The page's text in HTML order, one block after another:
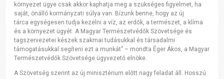
környezet ügye csak akkor kaphatja meg a szükséges figyelmet, ha
saját, önálló kormányzati súlya van. Bízunk benne, hogy az új
tárca egységesen tudja kezelni a víz, az erdők, a természet, a klíma
és a környezet ügyét. A Magyar Természetvédők Szövetsége és
tagszervezetei készek szakmai tudásukkal és társadalmi
támogatásukkal segíteni ezt a munkát” – mondta Éger Ákos, a Magyar
Természetvédők Szövetsége ügyvezető elnöke.
A Szövetség szerint az új minisztérium előtt nagy feladat áll. Hosszú